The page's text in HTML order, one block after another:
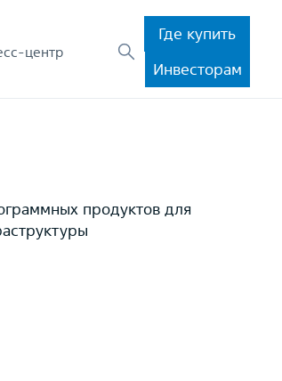
центр
Где купить
Инвесторам
продуктов для